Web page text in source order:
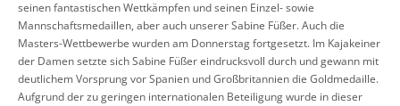
seinen fantastischen Wettkämpfen und seinen Einzel- sowie
Mannschaftsmedaillen, aber auch unserer Sabine Füßer. Auch die
Masters-Wettbewerbe wurden am Donnerstag fortgesetzt. Im Kajakeiner
der Damen setzte sich Sabine Füßer eindrucksvoll durch und gewann mit
deutlichem Vorsprung vor Spanien und Großbritannien die Goldmedaille.
Aufgrund der zu geringen internationalen Beteiligung wurde in dieser